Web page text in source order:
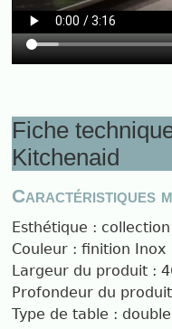
Fiche
Kitchenaid
Caractéristiques
Esthétique :
Couleur : finition Inox
Largeur du produit :
Profondeur du
Type de table :